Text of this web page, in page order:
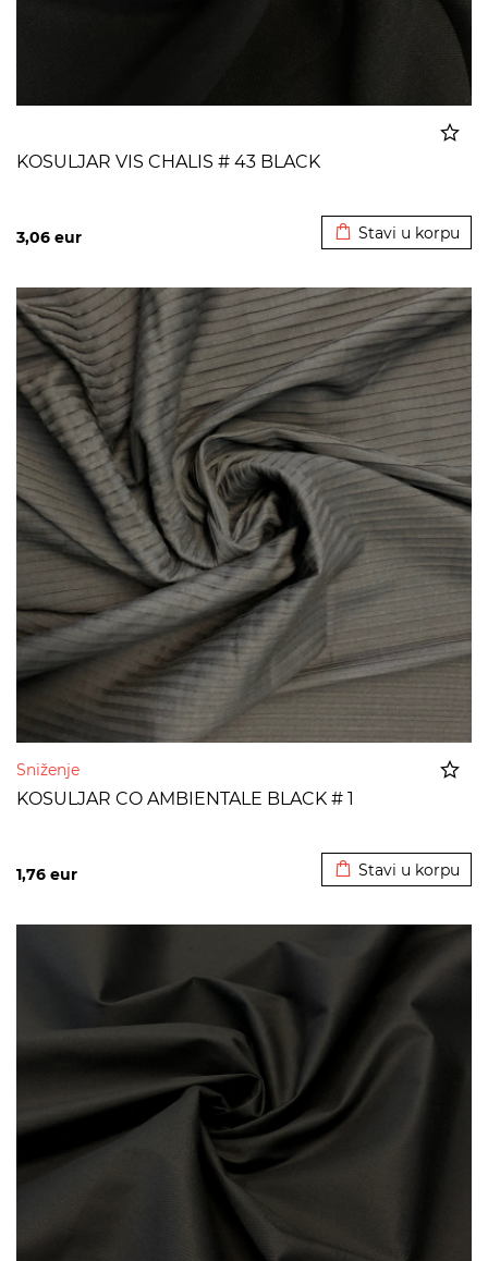
KOSULJAR VIS CHALIS # 43 BLACK
3,06 eur Stavi u korpu
Sniženje
KOSULJAR CO AMBIENTALE BLACK # 1
1,76 eur Stavi u korpu